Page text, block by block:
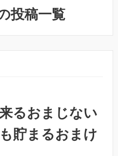
投稿一覧
るおまじない
貯まるおまけ